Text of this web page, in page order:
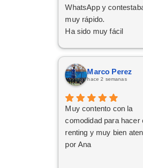
WhatsApp y
muy rápido.
Ha sido muy fácil
Marco Perez
hace 2 semanas
Muy contento con la
comodidad para hacer
renting y muy bien
por Ana